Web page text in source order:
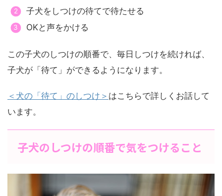
子犬をしつけの待てで待たせる
OKと声をかける
この子犬のしつけの順番で、毎日しつけを続ければ、
子犬が「待て」ができるようになります。
＜犬の「待て」のしつけ＞ はこちらで詳しくお話して
います。
子犬のしつけの順番で気をつけること